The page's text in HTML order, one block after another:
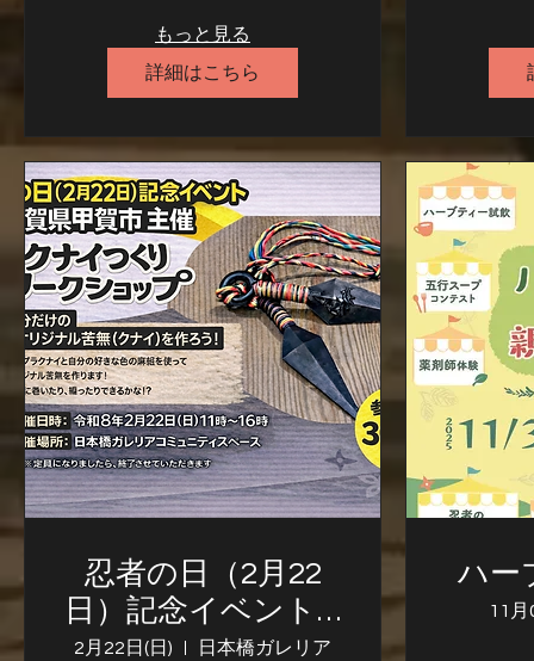
もっと見る
詳細はこちら
忍者の日（2月22
日）記念イベントin
日本橋ガレリア
2月22日(日) 日本橋ガレリア
ハー
11月